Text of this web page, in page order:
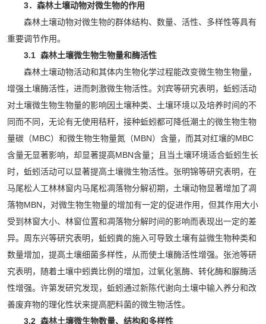
3．森林土壤动物对微生物的作用
森林土壤动物对微生物的群体结构、数量、活性、多样性等具有
重要调节作用。
3.1 森林土壤微生物生物量和酶活性
森林土壤动物活动和其体内生物化学过程能改变微生物生物量，
增强土壤酶活性，进而刺激微生物活性。刘宾等研究表明，蚯蚓活动
对土壤微生物生物量的影响因土壤种类、土壤环境以及培养时间的不
同而不同，无论有无使用秸秆，接种蚯蚓都可降低潮土的微生物生物
量碳（MBC）和微生物生物量氮（MBN）含量，而其对红壤的MBC
含量无显著影响，却显著提高MBN含量；且当土壤环境适合蚯蚓生长
时，蚯蚓活动可以显著提高土壤微生物活性。张明锦等研究表明，在
马尾松人工林林窗内马尾松凋落物分解初期，土壤动物显著增加了凋
落物MBN，对微生物生物量的增加有一定的促进作用，但其作用大小
受到林窗大小、林窗位置和凋落物分解时间的影响而表现出一定的差
异。周东兴等研究表明，蚯蚓粪的施入可导致土壤有益微生物种类和
数量增加，提高土壤细菌多样性，从而使土壤酶活性增强。张池等研
究表明，随着土壤中蚓粪比例的增加，过氧化氢酶、转化酶和脲酶活
性增强。许第发研究发现，蚯蚓通过新陈代谢向土壤中输入养分和改
善废弃物的理化性状来提高肥料菌的微生物活性。
3.2 森林土壤微生物数量、结构和多样性